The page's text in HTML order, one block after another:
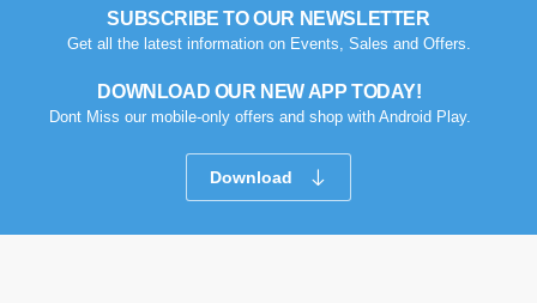
SUBSCRIBE TO OUR NEWSLETTER
Get all the latest information on Events, Sales and Offers.
DOWNLOAD OUR NEW APP TODAY!
Dont Miss our mobile-only offers and shop with Android Play.
Download